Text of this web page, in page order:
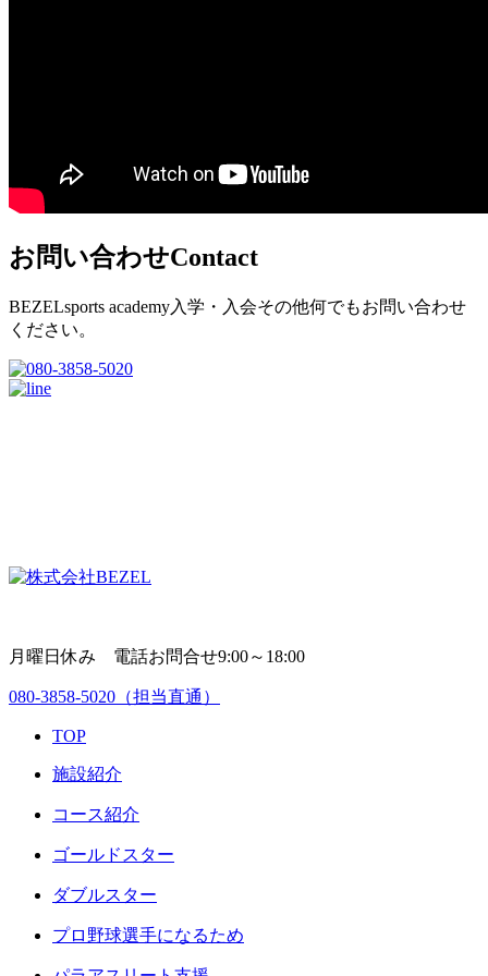
お問い合わせContact
BEZELsports academy入学・入会その他何でもお問い合わせ
ください。
月曜日休み 電話お問合せ9:00～18:00
080-3858-5020 （担当直通）
TOP
施設紹介
コース紹介
ゴールドスター
ダブルスター
プロ野球選手になるため